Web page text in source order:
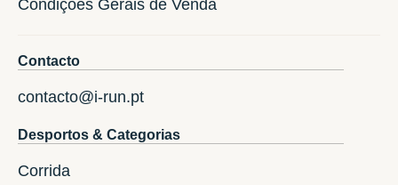
Condições Gerais de Venda
Contacto
contacto@i-run.pt
Desportos & Categorias
Corrida